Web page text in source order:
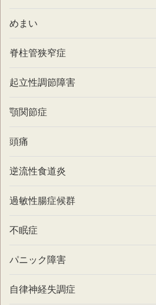
めまい
脊柱管狭窄症
起立性調節障害
顎関節症
頭痛
逆流性食道炎
過敏性腸症候群
不眠症
パニック障害
自律神経失調症